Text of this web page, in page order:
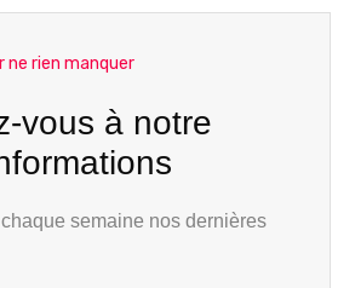
ne rien manquer
vous à notre
semaine nos dernières